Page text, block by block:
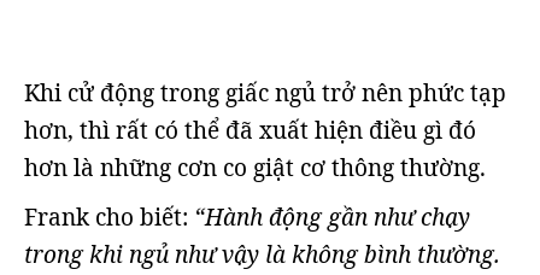
Khi cử động trong giấc ngủ trở nên phức tạp
hơn, thì rất có thể đã xuất hiện điều gì đó
hơn là những cơn co giật cơ thông thường.
Frank cho biết: “Hành động gần như chạy
trong khi ngủ như vậy là không bình thường.